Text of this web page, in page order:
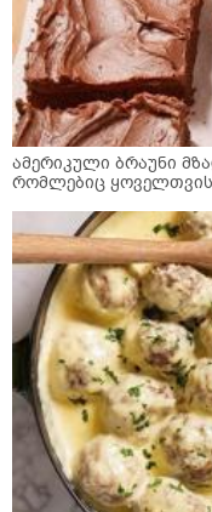
ამერიკული ბრაუნი
რომლებიც